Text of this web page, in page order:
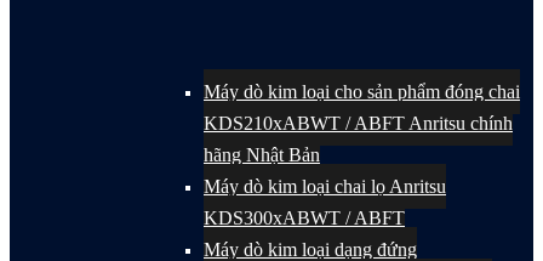
Máy dò kim loại cho sản phẩm đóng chai
KDS210xABWT / ABFT Anritsu chính
hãng Nhật Bản
Máy dò kim loại chai lọ Anritsu
KDS300xABWT / ABFT
Máy dò kim loại dạng đứng